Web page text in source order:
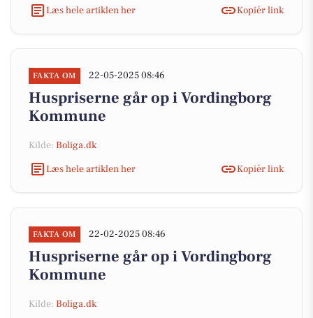
Læs hele artiklen her
Kopiér link
FAKTA OM 22-05-2025 08:46
Huspriserne går op i Vordingborg
Kommune
Kilde: Boliga.dk
Læs hele artiklen her
Kopiér link
FAKTA OM 22-02-2025 08:46
Huspriserne går op i Vordingborg
Kommune
Kilde: Boliga.dk